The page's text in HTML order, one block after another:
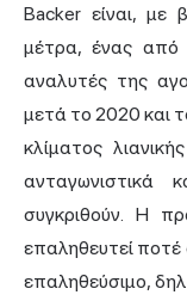
Backer είναι, με
μέτρα, ένας από
αναλυτές της
μετά το 2020 και
κλίματος
ανταγωνιστικά
συγκριθούν. Η
επαληθευτεί ποτέ
επαληθεύσιμο,